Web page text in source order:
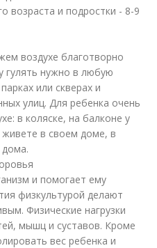
возраста и подростки - 8-9
воздухе благотворно
гулять нужно в любую
или скверах и
улиц. Для ребенка очень
в коляске, на балконе у
в своем доме, в
дома.
и помогает ему
физкультурой делают
Физические нагрузки
мышц и суставов. Кроме
вес ребенка и